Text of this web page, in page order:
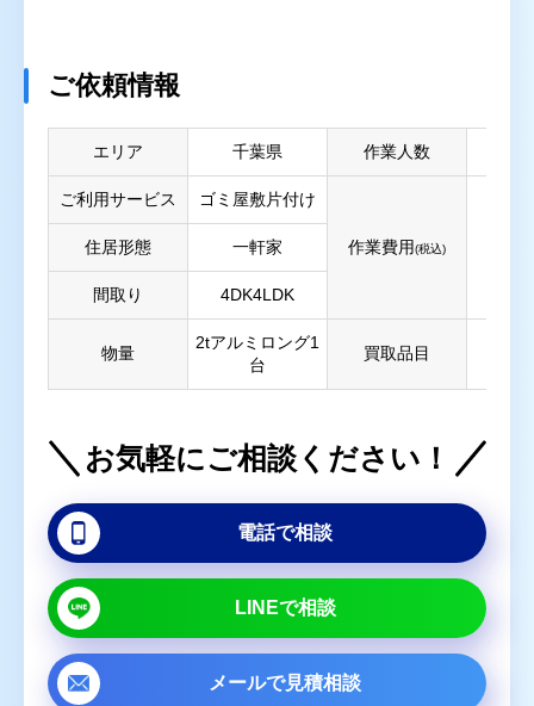
ご依頼情報
エリア 千葉県 作業人数
ご利用サービス ゴミ屋敷片付け
作業費用(税込)
住居形態 一軒家
間取り 4DK4LDK
物量
2tアルミロング1
台
買取品目
お気軽にご相談ください！
電話で相談
LINEで相談
メールで見積相談